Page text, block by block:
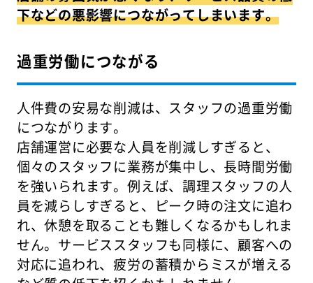
下などの悪影響につながってしまいます。
過重労働につながる
人件費の安易な削減は、スタッフの過重労働
につながります。
店舗運営に必要な人員を削減しすぎると、
個々のスタッフに業務が集中し、長時間労働
を強いられます。例えば、調理スタッフの人
員を減らしすぎると、ピーク時の注文に追わ
れ、休憩を取ることも難しくなるかもしれま
せん。サービススタッフも同様に、顧客への
対応に追われ、疲労の蓄積からミスが増える